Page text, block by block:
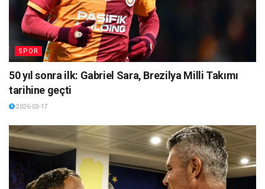
SPOR
50 yıl sonra ilk: Gabriel Sara, Brezilya Milli Takımı
tarihine geçti
2026-03-17